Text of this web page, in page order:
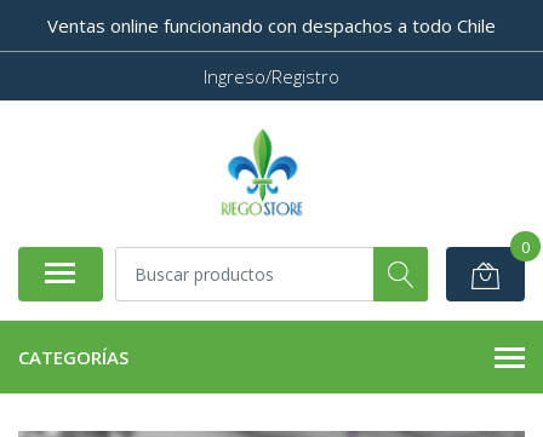
Ventas online funcionando con despachos a todo Chile
Ingreso/Registro
0
CATEGORÍAS